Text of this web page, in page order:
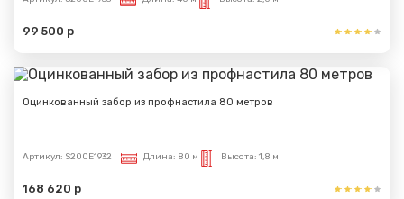
99 500 р
Оцинкованный забор из профнастила 80 метров
Артикул: S200E1932 Длина: 80 м Высота: 1,8 м
168 620 р